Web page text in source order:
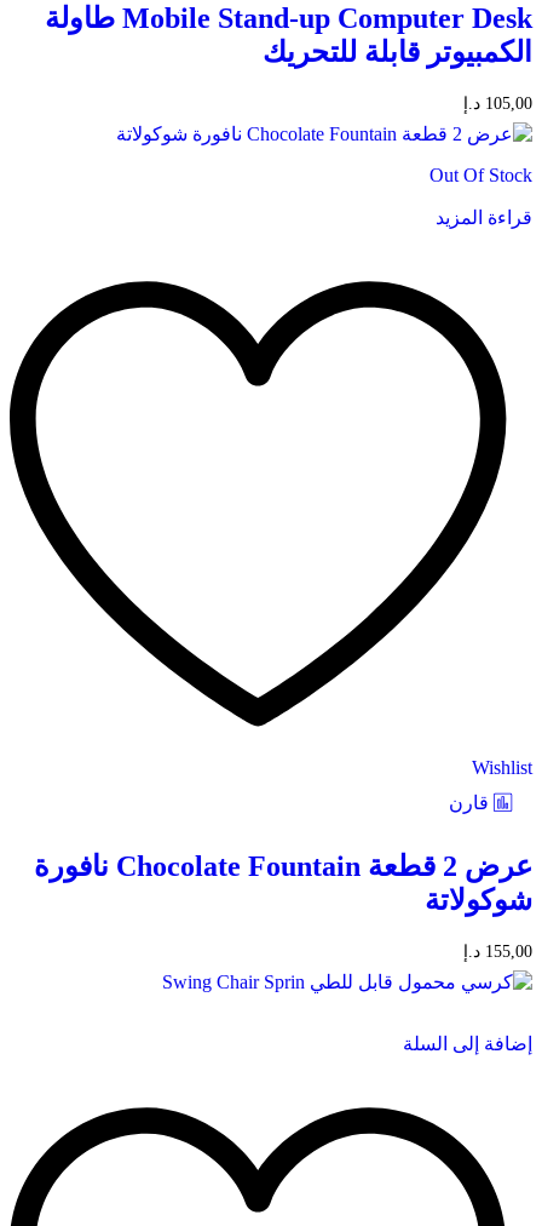
Mobile Stand-up Computer Desk طاولة
الكمبيوتر قابلة للتحريك
105,00 د.إ
Out Of Stock
قراءة المزيد
Wishlist
قارن
عرض 2 قطعة Chocolate Fountain نافورة
شوكولاتة
155,00 د.إ
إضافة إلى السلة